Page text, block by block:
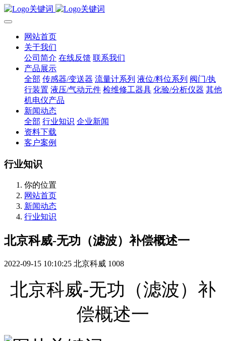
网站首页
关于我们
公司简介 在线反馈 联系我们
产品展示
全部 传感器/变送器 流量计系列 液位/料位系列 阀门/执
行装置 液压/气动元件 检维修工器具 化验/分析仪器 其他
机电仪产品
新闻动态
全部 行业知识 企业新闻
资料下载
客户案例
行业知识
你的位置
网站首页
新闻动态
行业知识
北京科威-无功（滤波）补偿概述一
2022-09-15 10:10:25 北京科威 1008
北京科威-无功（滤波）补
偿概述一